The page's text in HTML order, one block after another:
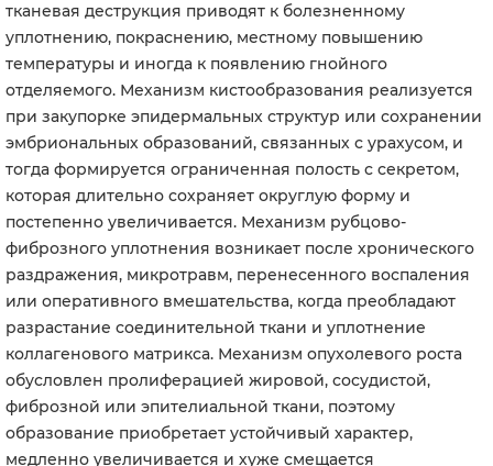
тканевая деструкция приводят к болезненному
уплотнению, покраснению, местному повышению
температуры и иногда к появлению гнойного
отделяемого. Механизм кистообразования реализуется
при закупорке эпидермальных структур или сохранении
эмбриональных образований, связанных с урахусом, и
тогда формируется ограниченная полость с секретом,
которая длительно сохраняет округлую форму и
постепенно увеличивается. Механизм рубцово-
фиброзного уплотнения возникает после хронического
раздражения, микротравм, перенесенного воспаления
или оперативного вмешательства, когда преобладают
разрастание соединительной ткани и уплотнение
коллагенового матрикса. Механизм опухолевого роста
обусловлен пролиферацией жировой, сосудистой,
фиброзной или эпителиальной ткани, поэтому
образование приобретает устойчивый характер,
медленно увеличивается и хуже смещается